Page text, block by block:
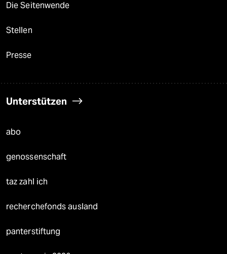
Die Seitenwende
Stellen
Presse
Unterstützen
abo
genossenschaft
taz zahl ich
recherchefonds ausland
panterstiftung